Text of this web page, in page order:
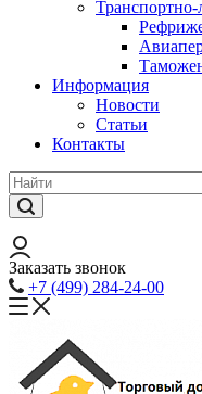
Транспортно-
Информация
Новости
Статьи
Контакты
Заказать звонок
+7 (499) 284-24-00